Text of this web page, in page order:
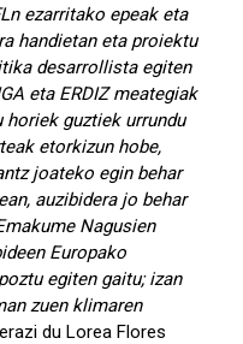
ezarritako epeak eta
handietan eta proiektu
desarrollista egiten
eta ERDIZ meategiak
guztiek urrundu
etorkizun hobe,
joateko egin behar
auzibidera jo behar
Nagusien
Europako
egiten gaitu; izan
zuen klimaren
du Lorea Flores